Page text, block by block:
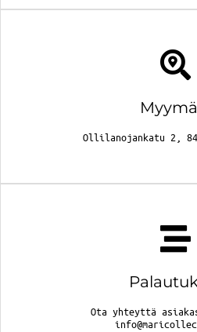
Ollilanojankatu 2,
Ota yhteyttä